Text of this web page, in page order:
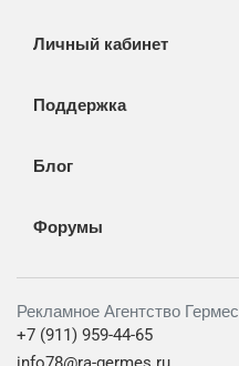
Личный кабинет
Поддержка
Блог
Форумы
Рекламное Агентство Гермес
+7 (911) 959-44-65